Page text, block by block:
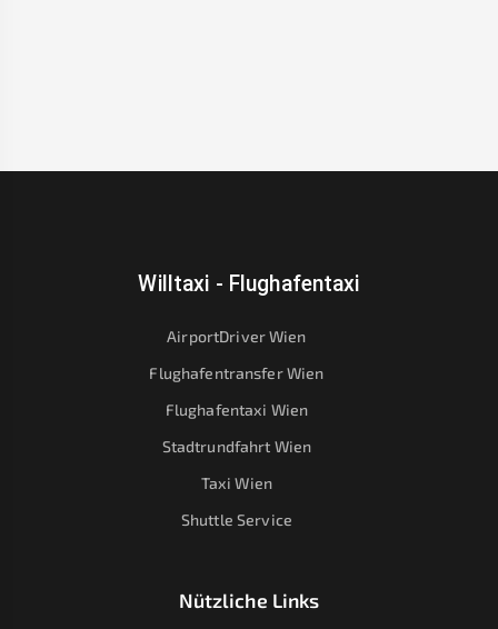
Willtaxi - Flughafentaxi
AirportDriver Wien
Flughafentransfer Wien
Flughafentaxi Wien
Stadtrundfahrt Wien
Taxi Wien
Shuttle Service
Nützliche Links